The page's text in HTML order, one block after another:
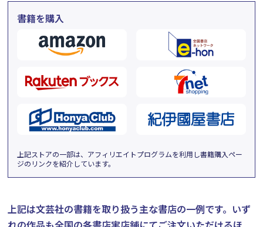
書籍を購入
上記ストアの一部は、アフィリエイトプログラムを利用し書籍購入ペー
ジのリンクを紹介しています。
上記は文芸社の書籍を取り扱う主な書店の一例です。 いず